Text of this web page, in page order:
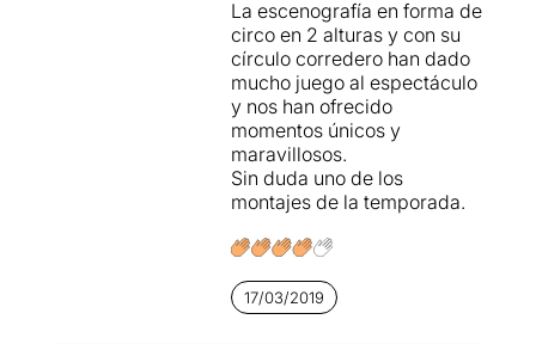
rivalitat de les dones de les
famílies Lehman i Goldman
Sachs, un partit
de squash que és una reunió
de negocis, ....
Les interpretacions han
estat absolutament
magnífiques per part dels
sis actorsOscar Martínez
Ferran
González,Pepe Lorente
río Paso,Leo Rivera
La escenografía en forma de
circo en 2 alturas y con su
círculo corredero han dado
mucho juego al espectáculo
y nos han ofrecido
momentos únicos y
maravillosos.
Sin duda uno de los
montajes de la temporada.
17/03/2019